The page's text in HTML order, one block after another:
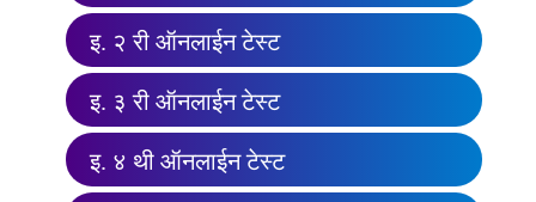
इ. २ री ऑनलाईन टेस्ट
इ. ३ री ऑनलाईन टेस्ट
इ. ४ थी ऑनलाईन टेस्ट